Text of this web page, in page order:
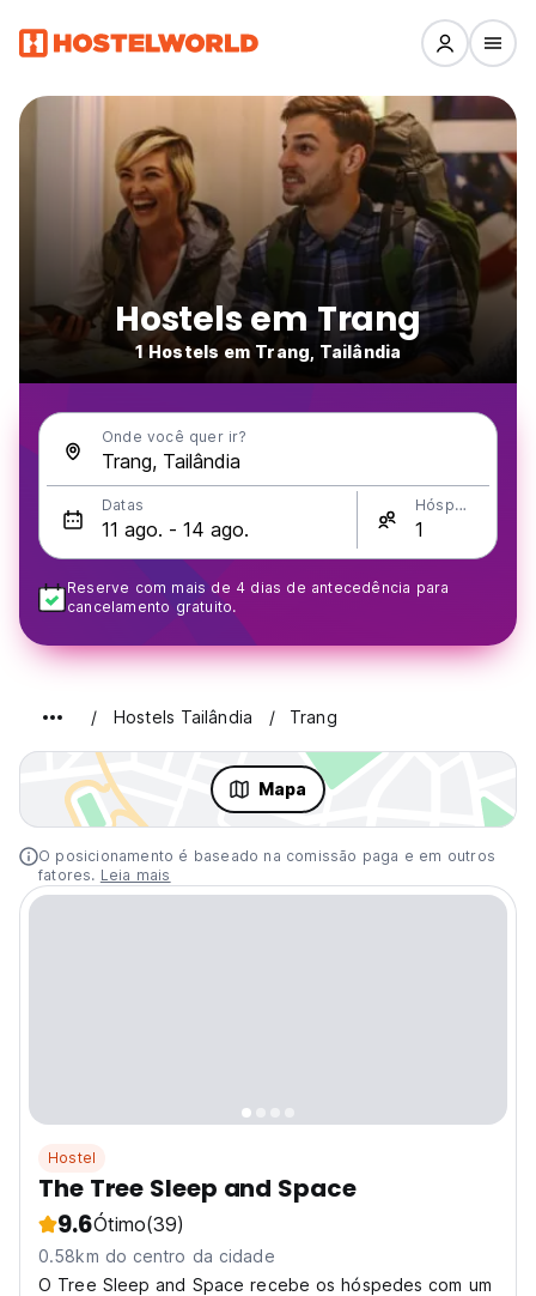
Hostels em Trang
1 Hostels em Trang, Tailândia
Onde você quer ir?
Datas Hóspedes
Reserve com mais de 4 dias de antecedência para
cancelamento gratuito.
Hostels Tailândia Trang
Mapa
O posicionamento é baseado na comissão paga e em outros
fatores. Leia mais
Hostel
The Tree Sleep and Space
9.6Ótimo(39)
0.58km do centro da cidade
O Tree Sleep and Space recebe os hóspedes com um